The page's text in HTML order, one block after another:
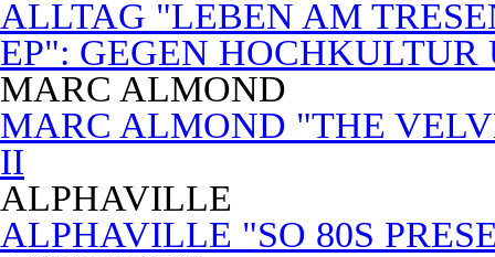
ALLTAG "LEBEN AM
EP": GEGEN
MARC ALMOND
MARC ALMOND "THE
II
ALPHAVILLE
ALPHAVILLE "SO 80S